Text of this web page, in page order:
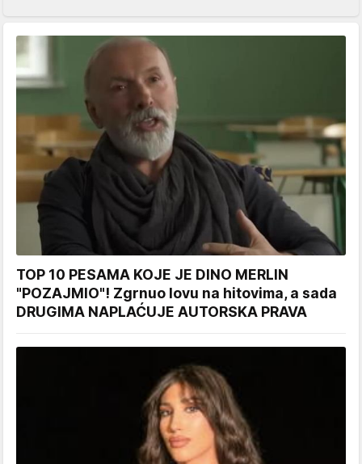
TOP 10 PESAMA KOJE JE DINO MERLIN
"POZAJMIO"! Zgrnuo lovu na hitovima, a sada
DRUGIMA NAPLAĆUJE AUTORSKA PRAVA